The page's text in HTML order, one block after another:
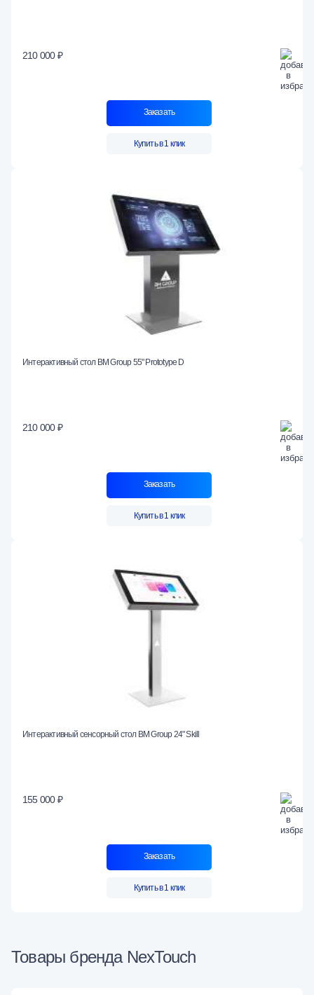
210 000 ₽
Заказать
Купить в 1 клик
Интерактивный стол BM Group 55" Prototype D
210 000 ₽
Заказать
Купить в 1 клик
Интерактивный сенсорный стол BM Group 24" Skill
155 000 ₽
Заказать
Купить в 1 клик
Товары бренда NexTouch